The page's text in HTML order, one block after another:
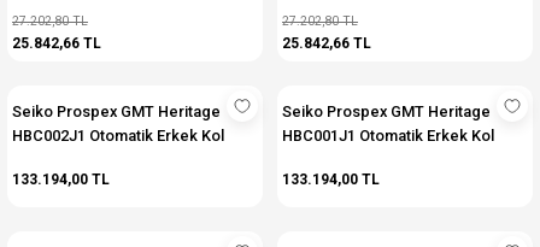
Rezervli Otomatik Erkek Kol Saati
27.202,80 TL
25.842,66 TL
Rezervli Otomatik Erkek Kol Saati
27.202,80 TL
25.842,66 TL
Seiko Prospex GMT Heritage
HBC002J1 Otomatik Erkek Kol
Heritage HBC002J1 Otomatik Saati
133.194,00 TL
Seiko Prospex GMT Heritage
HBC001J1 Otomatik Erkek Kol
Heritage HBC001J1 Otomatik Saati
133.194,00 TL